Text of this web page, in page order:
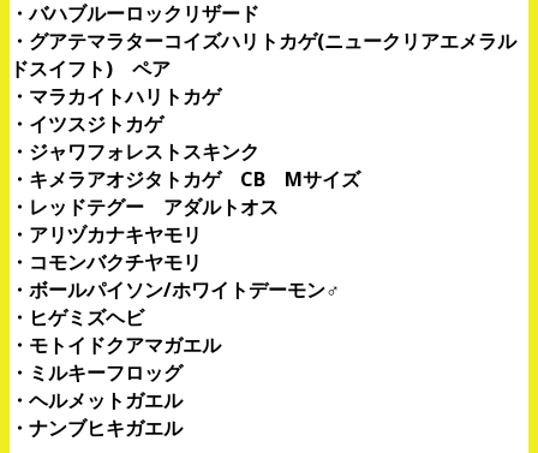
・バハブルーロックリザード
・グアテマラターコイズハリトカゲ(ニュークリアエメラル
ドスイフト) ペア
・マラカイトハリトカゲ
・イツスジトカゲ
・ジャワフォレストスキンク
・キメラアオジタトカゲ CB Mサイズ
・レッドテグー アダルトオス
・アリヅカナキヤモリ
・コモンバクチヤモリ
・ボールパイソン/ホワイトデーモン♂
・ヒゲミズヘビ
・モトイドクアマガエル
・ミルキーフロッグ
・ヘルメットガエル
・ナンブヒキガエル